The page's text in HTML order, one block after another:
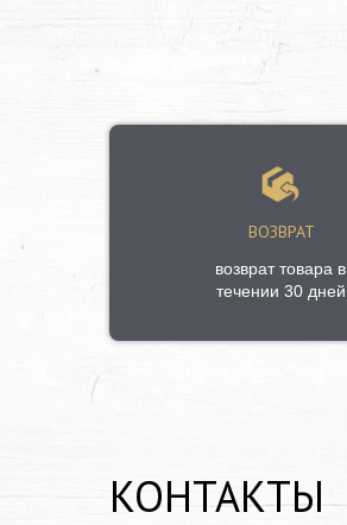
ВОЗВРАТ
возврат товара в
течении 30 дней
КОНТАКТЫ